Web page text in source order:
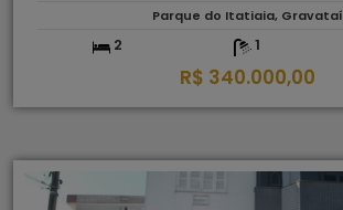
Parque do Itatiaia, Gravataí
2 1
R$ 340.000,00